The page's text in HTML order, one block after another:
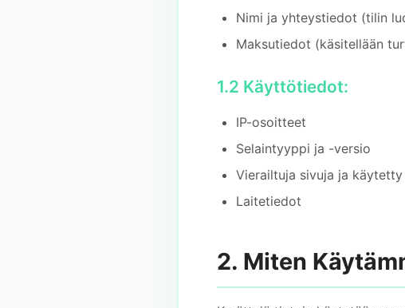
Nimi ja yhteystiedot (tilin
Maksutiedot (käsitellään
1.2 Käyttötiedot:
IP-osoitteet
Selaintyyppi ja -versio
Vierailtuja sivuja ja käytetty
Laitetiedot
2. Miten